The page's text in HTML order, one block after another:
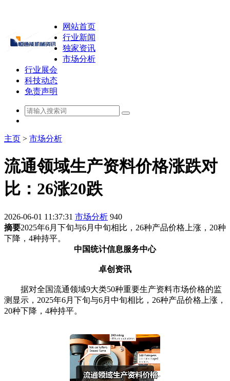
网站首页
行业新闻
独家资讯
市场分析
行业展会
科技动态
免责声明
主页 > 市场分析
流通领域生产资料价格涨跌对
比：26涨20跌
2026-06-01 11:37:31 市场分析 940
摘要2025年6月下旬与6月中旬相比，26种产品价格上涨，20种
下降，4种持平。
中国统计信息服务中心
卓创资讯
据对全国流通领域9大类50种重要生产资料市场价格的监
测显示，2025年6月下旬与6月中旬相比，26种产品价格上涨，
20种下降，4种持平。